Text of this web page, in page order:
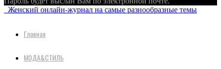
Женский онлайн-журнал на самые разнообразные темы
Главная
МОДА&СТИЛЬ